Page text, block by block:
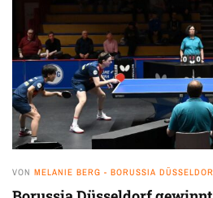
VON MELANIE BERG - BORUSSIA